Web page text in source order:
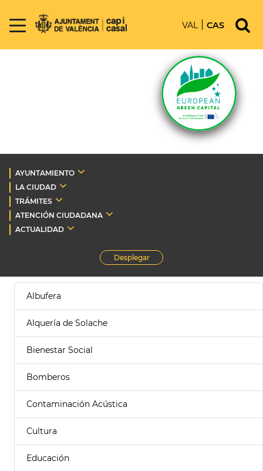
VAL CAS
AYUNTAMIENTO
LA CIUDAD
TRÁMITES
ATENCIÓN CIUDADANA
ACTUALIDAD
Desplegar
Albufera
Alquería de Solache
Bienestar Social
Bomberos
Contaminación Acústica
Cultura
Educación